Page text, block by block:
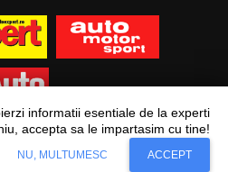
drepturile rezervate.
JuridicFinanciarAnalize De Piață Transporturi
Ce inseamna
Accept
informatii esentiale de la experti
accepta sa le impartasim cu tine!
NU, MULTUMESC ACCEPT